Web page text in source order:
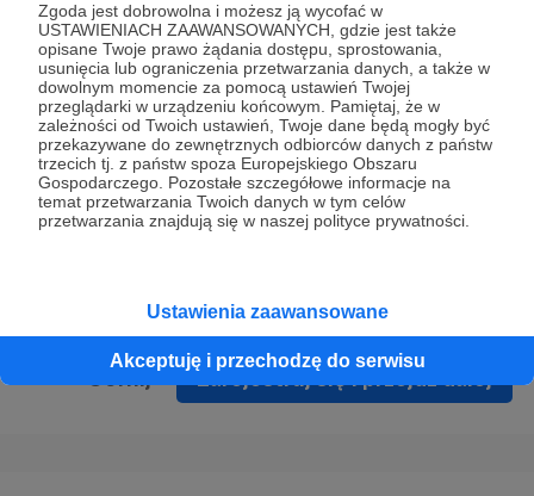
Zgoda jest dobrowolna i możesz ją wycofać w
USTAWIENIACH ZAAWANSOWANYCH, gdzie jest także
opisane Twoje prawo żądania dostępu, sprostowania,
usunięcia lub ograniczenia przetwarzania danych, a także w
dowolnym momencie za pomocą ustawień Twojej
przeglądarki w urządzeniu końcowym. Pamiętaj, że w
zależności od Twoich ustawień, Twoje dane będą mogły być
przekazywane do zewnętrznych odbiorców danych z państw
trzecich tj. z państw spoza Europejskiego Obszaru
Gospodarczego. Pozostałe szczegółowe informacje na
temat przetwarzania Twoich danych w tym celów
przetwarzania znajdują się w naszej polityce prywatności.
Ustawienia zaawansowane
Akceptuję i przechodzę do serwisu
* Wyrażam zgodę na przetwarzanie moich danych
osobowych podanych w formularzu rejestracyjnym w celu
prawidłowego świadczenia usług serwisu Patronite.
Wyrażam zgodę na otrzymywanie drogą elektroniczną
informacji handlowych - newslettera. Opcja ta może zostać
zmieniona w ustawieniach konta.
Zarejestruj się i przejdź dalej